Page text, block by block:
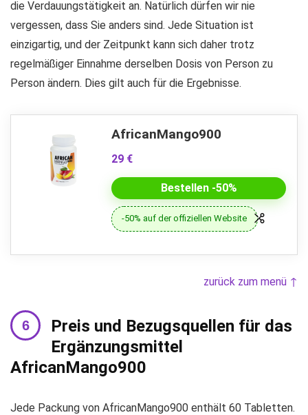
die Verdauungstätigkeit an. Natürlich dürfen wir nie
vergessen, dass Sie anders sind. Jede Situation ist
einzigartig, und der Zeitpunkt kann sich daher trotz
regelmäßiger Einnahme derselben Dosis von Person zu
Person ändern. Dies gilt auch für die Ergebnisse.
AfricanMango900
29 €
Bestellen -50%
-50% auf der offiziellen Website
zurück zum menü ↑
Preis und Bezugsquellen für das
Ergänzungsmittel
AfricanMango900
Jede Packung von AfricanMango900 enthält 60 Tabletten.